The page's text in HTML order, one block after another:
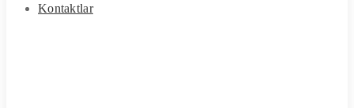
Kontaktlar